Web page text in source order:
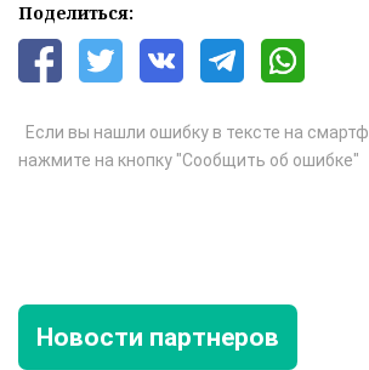
Поделиться:
Если вы нашли ошибку в тексте на
нажмите на кнопку "Сообщить об ошибке"
Новости партнеров